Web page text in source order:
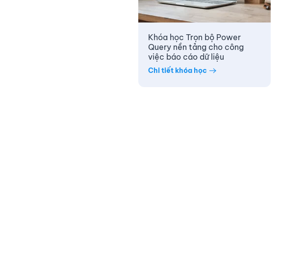
Khóa học Trọn bộ Power
Query nền tảng cho công
việc báo cáo dữ liệu
Chi tiết khóa học